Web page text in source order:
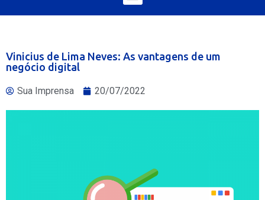
Vinicius de Lima Neves: As vantagens de um
negócio digital
Sua Imprensa 20/07/2022